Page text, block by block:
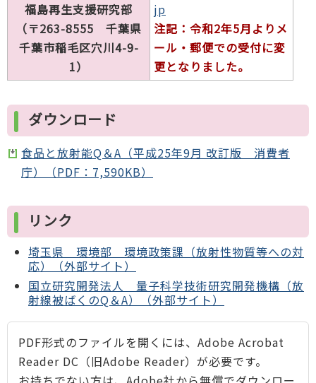
福島再生支援研究部
（〒263-8555 千葉県
千葉市稲毛区穴川4-9-
1）
jp
注記：令和2年5月よりメ
ール・郵便での受付に変
更となりました。
ダウンロード
食品と放射能Q＆A（平成25年9月 改訂版 消費者
庁）（PDF：7,590KB）
リンク
埼玉県 環境部 環境政策課（放射性物質等への対
応）（外部サイト）
国立研究開発法人 量子科学技術研究開発機構（放
射線被ばくのQ＆A）（外部サイト）
PDF形式のファイルを開くには、Adobe Acrobat
Reader DC（旧Adobe Reader）が必要です。